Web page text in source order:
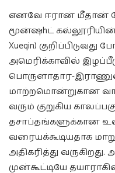
எனவே ஈரான் மீதான்
மூன்ஷhட் கல்லூரியின்
Xueqin)
அமெரிக்காவில்
பொருளாதார-
மாற்றமொன்றுகான
வரும் குறுகிய
தசாப்தங்களுக்கான
வரையக்கூடியதாக
அதிகரித்து
முன்கூட்டியே